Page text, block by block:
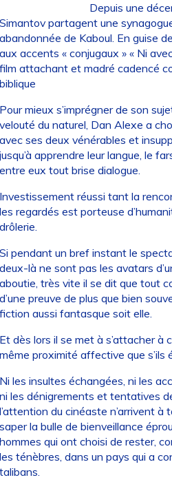
Depuis une
partagent une
de Kaboul. En guise
accents « conjugaux » « Ni
attachant et madré cadencé
mieux s’imprégner de son
du naturel, Dan Alexe a
ses deux vénérables et
apprendre leur langue, le
eux tout brise dialogue.
réussi tant la
regardés est porteuse
pendant un bref instant le
là ne sont pas les avatars
très vite il se dit que tout
preuve de plus que bien
aussi fantasque soit elle.
dès lors il se met à s’attacher à
proximité affective que s’ils
les insultes échangées, ni les
les dénigrements et tentatives
du cinéaste n’arrivent à
la bulle de bienveillance
qui ont choisi de rester,
ténèbres, dans un pays qui a